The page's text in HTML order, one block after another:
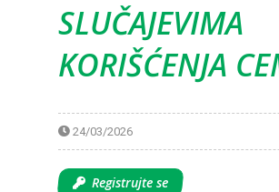
SLUČAJEVIMA
KORIŠĆENJA
24/03/2026
Registrujte se